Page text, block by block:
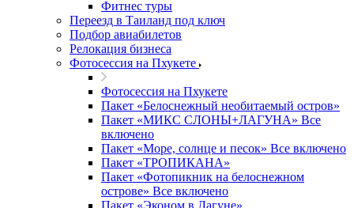
Фитнес туры
Переезд в Таиланд под ключ
Подбор авиабилетов
Релокация бизнеса
Фотоcессия на Пхукете
Фотоcессия на Пхукете
Пакет «Белоснежный необитаемый остров»
Пакет «МИКС СЛОНЫ+ЛАГУНА» Все
включено
Пакет «Море, солнце и песок» Все включено
Пакет «ТРОПИКАНА»
Пакет «Фотопикник на белоснежном
острове» Все включено
Пакет «Эконом в Лагуне»